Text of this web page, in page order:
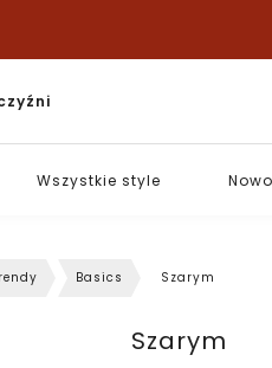
Wszystkie style
Basics Szarym
Szarym